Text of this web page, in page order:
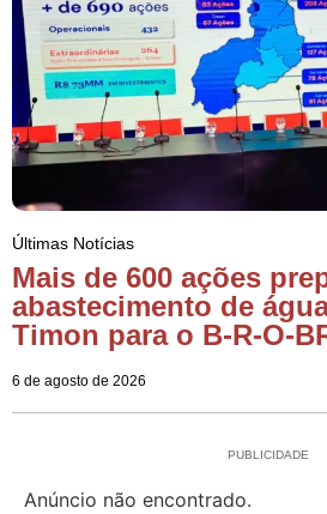
Últimas Notícias
Mais de 600 ações
abastecimento de
Timon para o B-R-O-
6 de agosto de 2026
PUBLICIDADE
Anúncio não encontrado.